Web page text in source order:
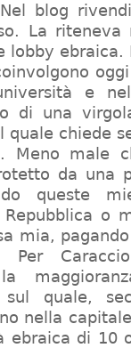
Nel blog
La
lobby ebraica.
e
di una
quale chiede
Meno male
da una
queste
o
mia,
quale,
nella
ebraica di 10